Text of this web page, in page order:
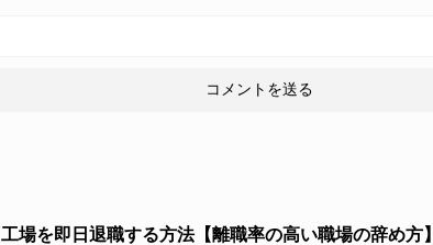
工場を即日退職する方法【離職率の高い職場の辞め方】